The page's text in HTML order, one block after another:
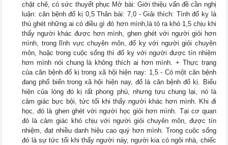
chặt chẽ, có sức thuyết phục Mở bài: Giới thiệu vấn đề cần nghị
luận: căn bệnh đố kị 0,5 Thân bài: 7,0 - Giải thích: Tính đố kỵ là
thù ghét những ai có điều gì đó hơn mình,là tỏ ra khó 1,5 chịu khi
thấy người khác được hơn mình, ghen ghét với người giỏi hơn
mình, trong lĩnh vực chuyên môn, đố kỵ với người giỏi chuyên
môn, hoặc trong cuộc sống thì đố kỵ với người được tín nhiệm
hơn mình nói chung là không thích ai hơn mình. + Thực trạng
của căn bệnh đố kị trong xã hội hiện nay: 1,5 - Có một căn bệnh
đang phổ biến trong xã hội hiện nay, đố là căn bệnh đố kị. Biểu
hiện của lòng đó kị rất phong phú, nhưng tựu chung lại, nó là
cảm giác bực bội, tức tối khi thấy người khác hơn mình. Khi đi
học, đó là ghen ghét với người học giỏi hơn mình. Tại cơ quan
đó là cảm giác khó chịu với người giỏi chuyên môn, được tín
nhiệm, đạt nhiều danh hiệu cao quý hơn mình. Trong cuộc sống
đó là sự tức tối khi thấy người này, người kia có ngôi nhà, chiếc